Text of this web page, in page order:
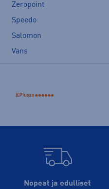
Zeropoint
Speedo
Salomon
Vans
Nopeat ja edulliset